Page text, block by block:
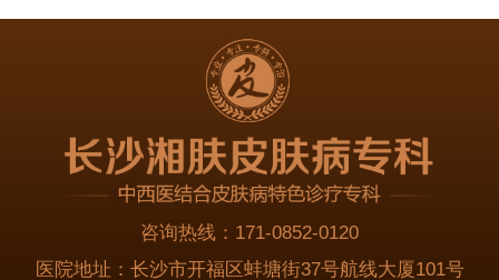
咨询热线： 171-0852-0120
医院地址： 长沙市开福区蚌塘街37号航线大厦101号